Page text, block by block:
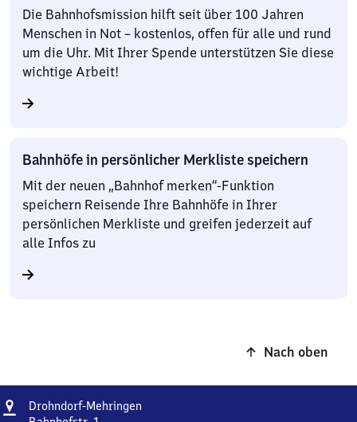
Die Bahnhofsmission hilft seit über 100 Jahren
Menschen in Not – kostenlos, offen für alle und rund
um die Uhr. Mit Ihrer Spende unterstützen Sie diese
wichtige Arbeit!
Bahnhöfe in persönlicher Merkliste speichern
Mit der neuen „Bahnhof merken“-Funktion
speichern Reisende Ihre Bahnhöfe in Ihrer
persönlichen Merkliste und greifen jederzeit auf
alle Infos zu
Nach oben
Adresse
Drohndorf-Mehringen